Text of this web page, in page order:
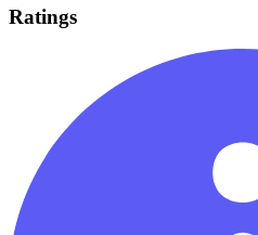
Ratings